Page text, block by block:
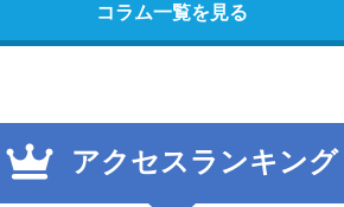
コラム一覧を見る
アクセスランキング